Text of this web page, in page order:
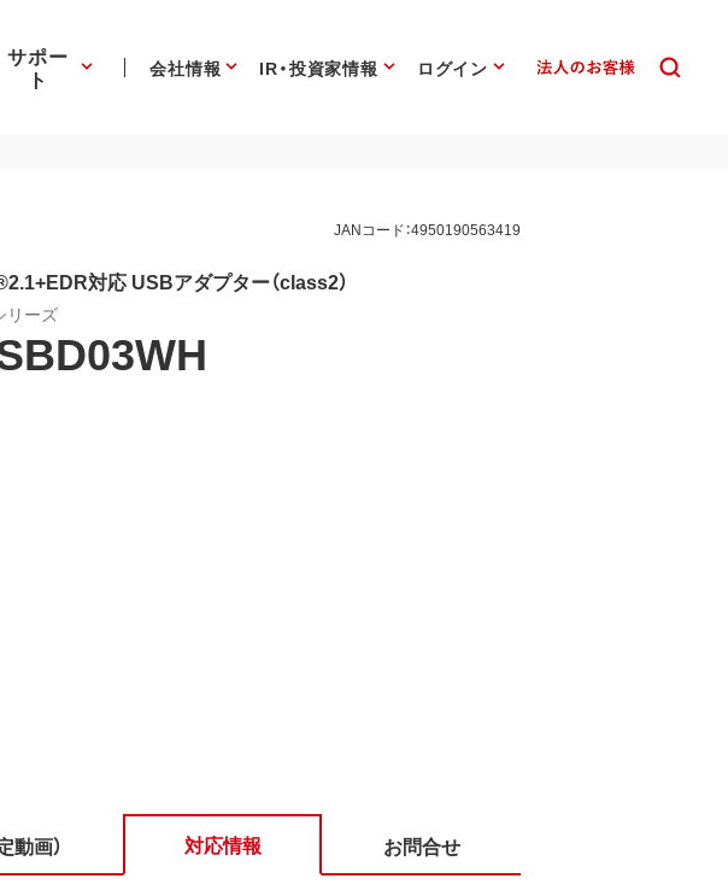
サポー
ト 会社情報 IR・投資家情報 ログイン
JANコード：4950190563419
対応 USBアダプター（class2）
リーズ
動画） 対応情報 お問合せ